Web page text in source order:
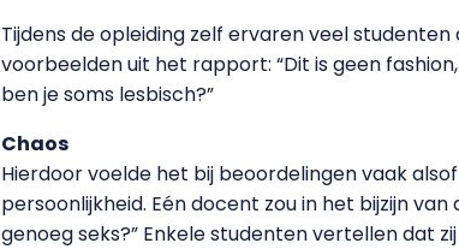
Tijdens de opleiding zelf ervaren veel
voorbeelden uit het rapport: “Dit is geen
ben je soms lesbisch?”
Chaos
Hierdoor voelde het bij beoordelingen vaak
persoonlijkheid. Eén docent zou in het bijzijn
genoeg seks?” Enkele studenten vertellen dat